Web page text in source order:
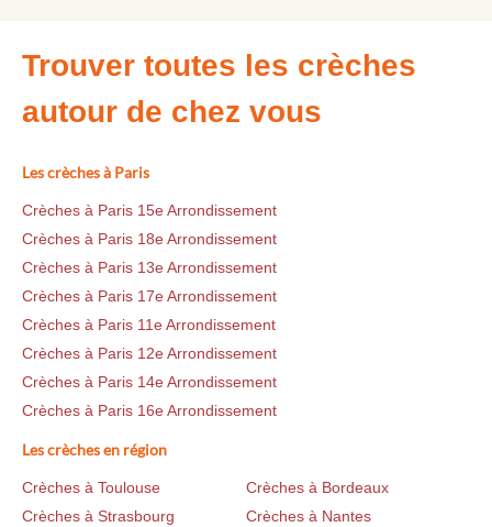
Trouver toutes les crèches
autour de chez vous
Les crèches à Paris
Crèches à Paris 15e Arrondissement
Crèches à Paris 18e Arrondissement
Crèches à Paris 13e Arrondissement
Crèches à Paris 17e Arrondissement
Crèches à Paris 11e Arrondissement
Crèches à Paris 12e Arrondissement
Crèches à Paris 14e Arrondissement
Crèches à Paris 16e Arrondissement
Les crèches en région
Crèches à Toulouse
Crèches à Bordeaux
Crèches à Strasbourg
Crèches à Nantes